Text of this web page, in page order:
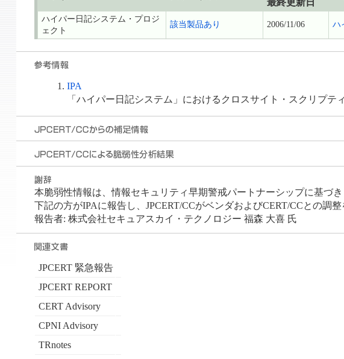
最終更新日
ハイパー日記システム・プロジ
ェクト
該当製品あり 2006/11/06 ハ
IPA
「ハイパー日記システム」におけるクロスサイト・スクリプテ
本脆弱性情報は、情報セキュリティ早期警戒パートナーシップに基づき
下記の方がIPAに報告し、JPCERT/CCがベンダおよびCERT/CCとの調整
報告者: 株式会社セキュアスカイ・テクノロジー 福森 大喜 氏
JPCERT 緊急報告
JPCERT REPORT
CERT Advisory
CPNI Advisory
TRnotes